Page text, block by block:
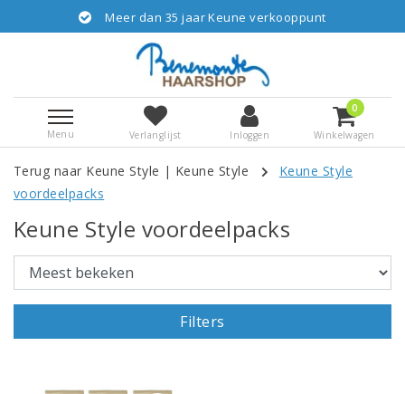
Meer dan 35 jaar Keune verkooppunt
Menu Verlanglijst Inloggen
0
Winkelwagen
Terug naar Keune Style | Keune Style
Keune Style
voordeelpacks
Keune Style voordeelpacks
Filters